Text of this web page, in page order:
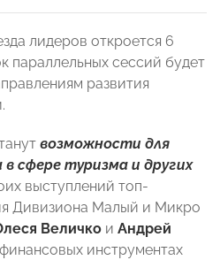
лидеров откроется 6
параллельных сессий будет
развития
возможности для
сфере туризма и других
выступлений топ-
Дивизиона Малый и Микро
Величко и Андрей
инструментах